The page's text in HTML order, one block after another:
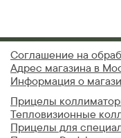
Соглашение на
Адрес магазина в
Информация о
Прицелы
Тепловизионные
Прицелы для